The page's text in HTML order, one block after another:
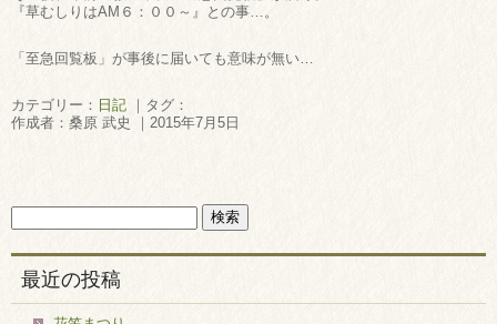
『草むしりはAM６：００～』との事…。
「至急回覧板」が事後に届いても意味が無い…
カテゴリー： 日記 ｜タグ：
作成者：桑原 武史 ｜2015年7月5日
最近の投稿